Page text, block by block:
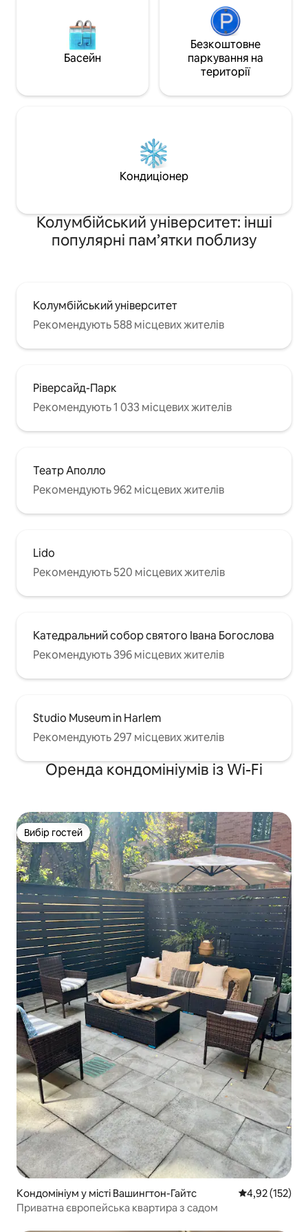
Басейн
Безкоштовне
паркування на
території
Кондиціонер
Колумбійський університет: інші
популярні пам’ятки поблизу
Колумбійський університет
Рекомендують 588 місцевих жителів
Ріверсайд-Парк
Рекомендують 1 033 місцевих жителів
Театр Аполло
Рекомендують 962 місцевих жителів
Lido
Рекомендують 520 місцевих жителів
Катедральний собор святого Івана Богослова
Рекомендують 396 місцевих жителів
Studio Museum in Harlem
Рекомендують 297 місцевих жителів
Оренда кондомініумів із Wi-Fi
Вибір гостей
Вибір гостей
Кондомініум у місті Вашингтон-Гайтс Середня
4,92 (152)
Приватна європейська квартира з садом